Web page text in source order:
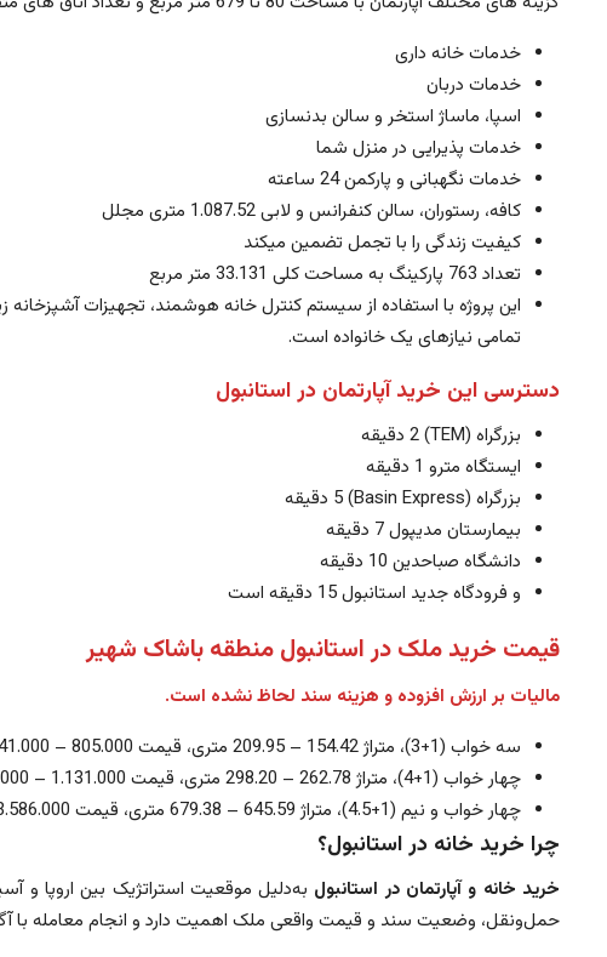
خدمات خانه داری
خدمات دربان
اسپا، ماساژ استخر و سالن بدنسازی
خدمات پذیرایی در منزل شما
خدمات نگهبانی و پارکمن 24 ساعته
کافه، رستوران، سالن کنفرانس و لابی 1.087.52 متری مجلل
کیفیت زندگی را با تجمل تضمین میکند
تعداد 763 پارکینگ به مساحت کلی 33.131 متر مربع
این پروژه با استفاده از سیستم کنترل خانه هوشمند، تجهیزات
تمامی نیازهای یک خانواده است.
دسترسی این خرید آپارتمان در استانبول
بزرگراه (TEM) 2 دقیقه
ایستگاه مترو 1 دقیقه
بزرگراه (Basin Express) 5 دقیقه
بیمارستان مدیپول 7 دقیقه
دانشگاه صباحدین 10 دقیقه
و فرودگاه جدید استانبول 15 دقیقه است
قیمت خرید ملک در استانبول منطقه باشاک شهیر
مالیات بر ارزش افزوده و هزینه سند لحاظ نشده است.
سه خواب (1+3)، متراژ 154.42 – 209.95 متری، قیمت 805.000 – 1.141.000 $
چهار خواب (1+4)، متراژ 262.78 – 298.20 متری، قیمت 1.131.000 – 1.494.000 $
چهار خواب و نیم (1+4.5)، متراژ 645.59 – 679.38 متری، قیمت 3.586.000 – 3.961.000 $
چرا خرید خانه در استانبول؟
خرید خانه و آپارتمان در استانبول به‌دلیل موقعیت استراتژیک بین اروپا و
حمل‌ونقل، وضعیت سند و قیمت واقعی ملک اهمیت دارد و انجام معامله با